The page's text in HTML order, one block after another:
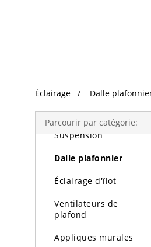
Éclairage Dalle
Parcourir par catégorie:
Éclairage
Lustres
Suspension
Dalle plafonnier
Éclairage d'îlot
Ventilateurs de
plafond
Appliques murales